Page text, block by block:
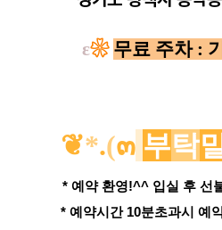
ε❀ 무료 주차 :
❦*.(๓ 부탁
* 예약 환영!^^ 입실 후 선
* 예약시간 10분초과시 예